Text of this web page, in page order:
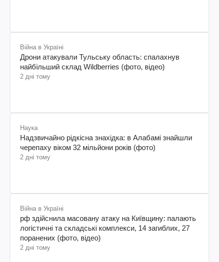
Війна в Україні
Дрони атакували Тульську область: спалахнув
найбільший склад Wildberries (фото, відео)
2 дні тому
Наука
Надзвичайно рідкісна знахідка: в Алабамі знайшли
черепаху віком 32 мільйони років (фото)
2 дні тому
Війна в Україні
рф здійснила масовану атаку на Київщину: палають
логістичні та складські комплекси, 14 загиблих, 27
поранених (фото, відео)
2 дні тому